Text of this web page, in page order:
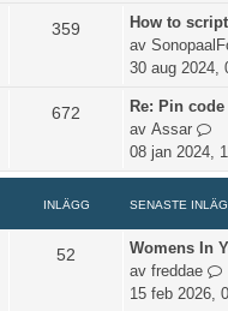
e
a
t
e
n
l
ä
g
e
t
i
l
g
i
l
l
e
s
n
a
s
t
e
359
How to
av
30 aug 2024,
672
Re: Pin code
av Assar
G
t
i
l
d
e
08 jan 2024,
INLÄGG SENASTE
52
Womens In
av freddae
G
15 feb 2026,